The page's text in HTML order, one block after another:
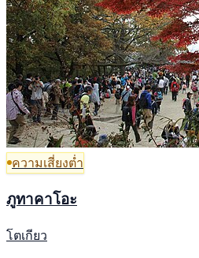
ความเสี่ยงต่ำ
ภูทาคาโอะ
โตเกียว